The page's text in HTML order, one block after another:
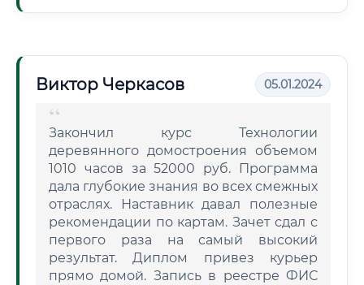
Виктор Черкасов 05.01.2024
Закончил курс Технологии
деревянного домостроения объемом
1010 часов за 52000 руб. Программа
дала глубокие знания во всех смежных
отраслях. Наставник давал полезные
рекомендации по картам. Зачет сдал с
первого раза на самый высокий
результат. Диплом привез курьер
прямо домой. Запись в реестре ФИС